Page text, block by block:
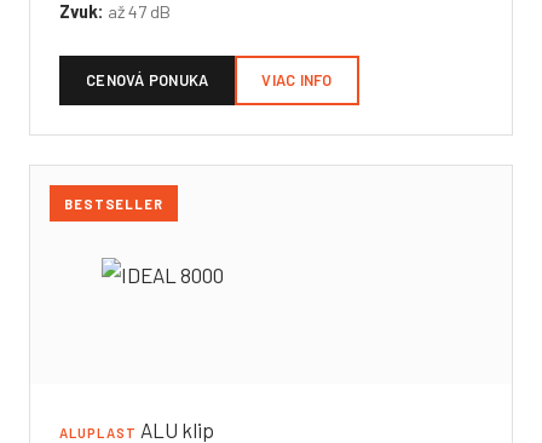
Zvuk: až 47 dB
CENOVÁ PONUKA VIAC INFO
BESTSELLER
ALUPLAST ALU klip